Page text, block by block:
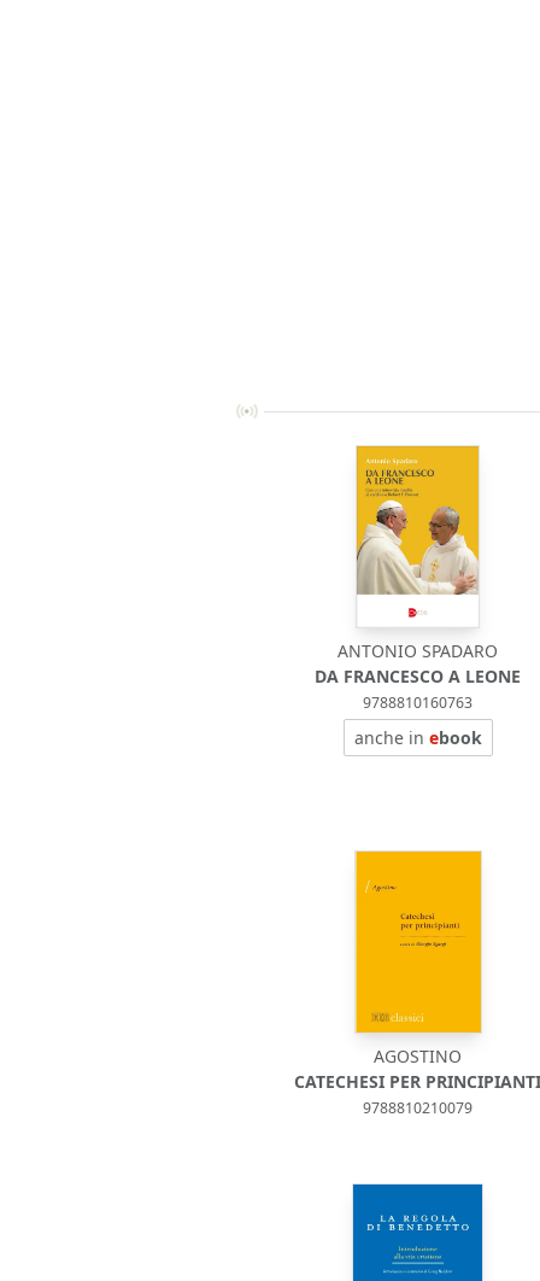
ANTONIO SPADARO
DA FRANCESCO A LEONE
9788810160763
anche in ebook
AGOSTINO
CATECHESI PER PRINCIPIANTI
9788810210079